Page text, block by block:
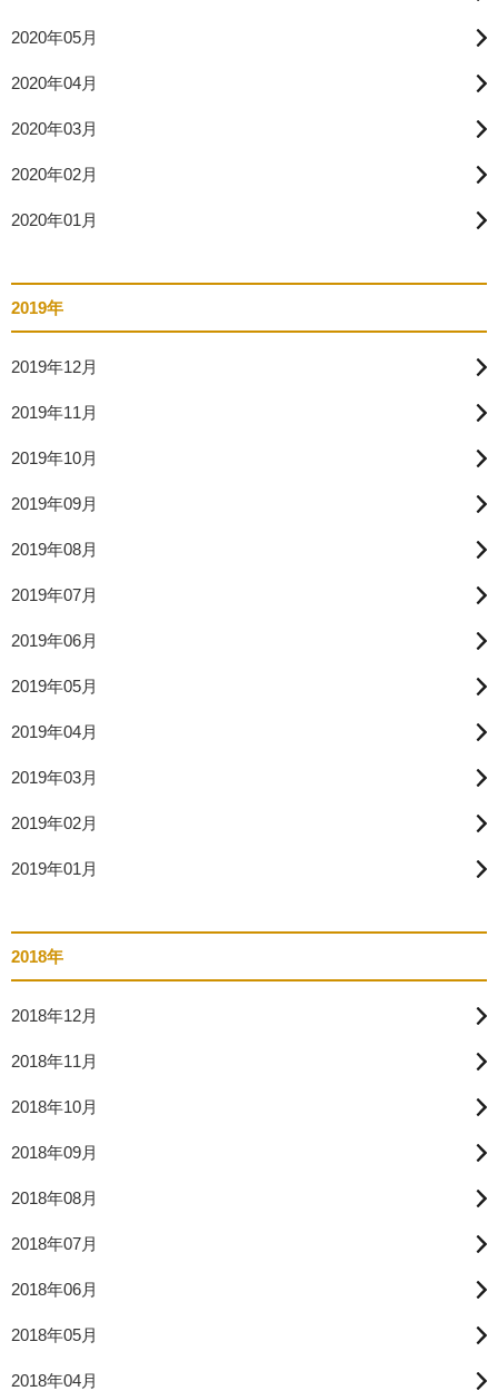
2020年05月
2020年04月
2020年03月
2020年02月
2020年01月
2019年
2019年12月
2019年11月
2019年10月
2019年09月
2019年08月
2019年07月
2019年06月
2019年05月
2019年04月
2019年03月
2019年02月
2019年01月
2018年
2018年12月
2018年11月
2018年10月
2018年09月
2018年08月
2018年07月
2018年06月
2018年05月
2018年04月